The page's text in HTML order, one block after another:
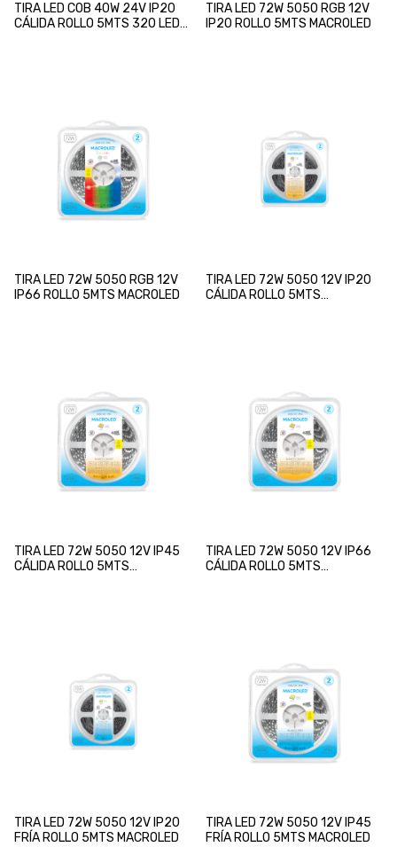
TIRA LED COB 40W 24V IP20
CÁLIDA ROLLO 5MTS 320 LEDS
TIRA LED 72W 5050 RGB 12V
IP20 ROLLO 5MTS MACROLED
TIRA LED 72W 5050 RGB 12V
IP66 ROLLO 5MTS MACROLED
TIRA LED 72W 5050 12V IP20
CÁLIDA ROLLO 5MTS
TIRA LED 72W 5050 12V IP45
CÁLIDA ROLLO 5MTS
TIRA LED 72W 5050 12V IP66
CÁLIDA ROLLO 5MTS
TIRA LED 72W 5050 12V IP20
FRÍA ROLLO 5MTS MACROLED
TIRA LED 72W 5050 12V IP45
FRÍA ROLLO 5MTS MACROLED